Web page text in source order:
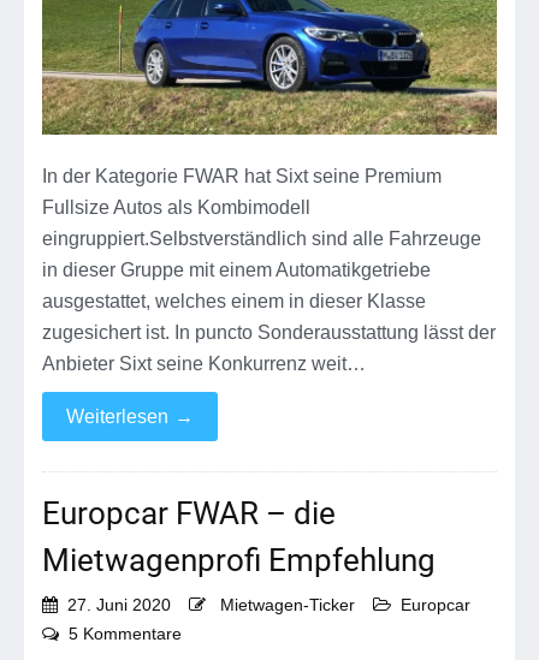
In der Kategorie FWAR hat Sixt seine Premium
Fullsize Autos als Kombimodell
eingruppiert.Selbstverständlich sind alle Fahrzeuge
in dieser Gruppe mit einem Automatikgetriebe
ausgestattet, welches einem in dieser Klasse
zugesichert ist. In puncto Sonderausstattung lässt der
Anbieter Sixt seine Konkurrenz weit…
Weiterlesen →
Europcar FWAR – die
Mietwagenprofi Empfehlung
27. Juni 2020 Mietwagen-Ticker
Europcar
5 Kommentare